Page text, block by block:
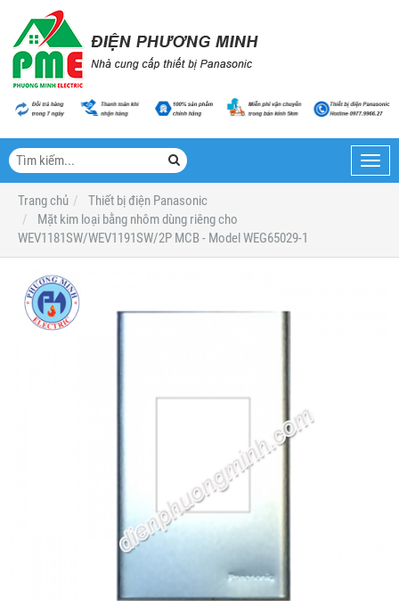
Trang chủ
Thiết bị điện Panasonic
Mặt kim loại bằng nhôm dùng riêng cho
WEV1181SW/WEV1191SW/2P MCB - Model WEG65029-1